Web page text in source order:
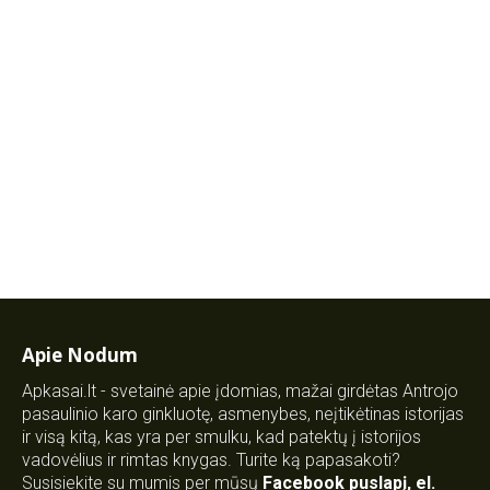
Apie Nodum
Apkasai.lt - svetainė apie įdomias, mažai girdėtas Antrojo
pasaulinio karo ginkluotę, asmenybes, neįtikėtinas istorijas
ir visą kitą, kas yra per smulku, kad patektų į istorijos
vadovėlius ir rimtas knygas. Turite ką papasakoti?
Susisiekite su mumis per mūsų Facebook puslapį, el.